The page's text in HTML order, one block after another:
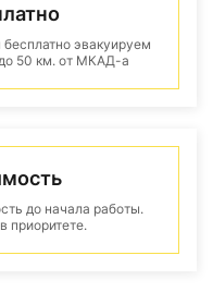
эвакуируем
50 км. от МКАД-а
до начала работы.
приоритете.